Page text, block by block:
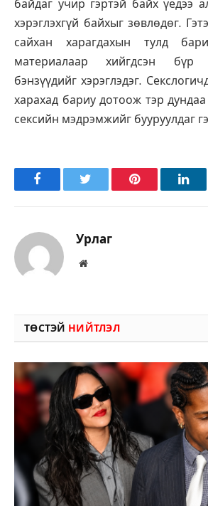
байдаг учир гэртэй байх үедээ
хэрэглэхгүй байхыг зөвлөдөг.
сайхан харагдахын тулд
материалаар хийгдсэн
бэнзүүдийг хэрэглэдэг.
харахад бариу дотоож тэр дундаа
сексийн мэдрэмжийг бууруулдаг
FacebookTwitter Pinterest
Урлаг
Вэбсайт
ТӨСТЭЙ НИЙТЛЭЛ